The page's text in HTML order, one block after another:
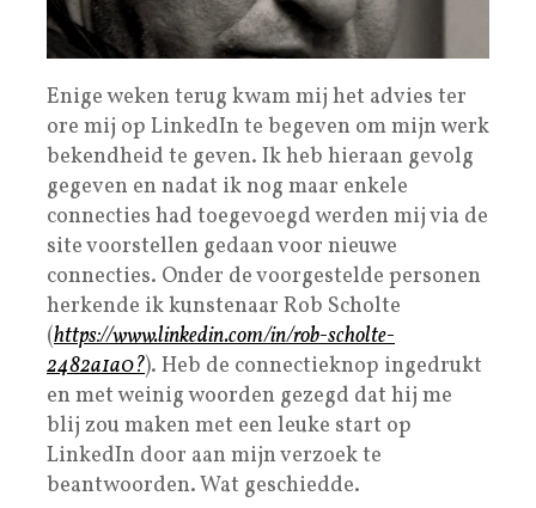
Enige weken terug kwam mij het advies ter
ore mij op LinkedIn te begeven om mijn werk
bekendheid te geven. Ik heb hieraan gevolg
gegeven en nadat ik nog maar enkele
connecties had toegevoegd werden mij via de
site voorstellen gedaan voor nieuwe
connecties. Onder de voorgestelde personen
herkende ik kunstenaar Rob Scholte
(https://www.linkedin.com/in/rob-scholte-
2482a1a0?). Heb de connectieknop ingedrukt
en met weinig woorden gezegd dat hij me
blij zou maken met een leuke start op
LinkedIn door aan mijn verzoek te
beantwoorden. Wat geschiedde.